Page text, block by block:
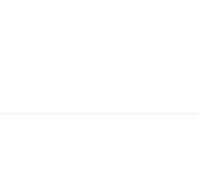
eine einfache
Die Verwendung von
minimiert